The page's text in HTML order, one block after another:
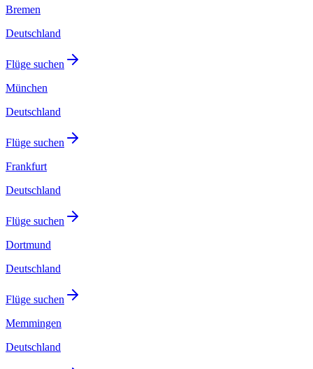
Bremen
Deutschland
Flüge suchen
München
Deutschland
Flüge suchen
Frankfurt
Deutschland
Flüge suchen
Dortmund
Deutschland
Flüge suchen
Memmingen
Deutschland